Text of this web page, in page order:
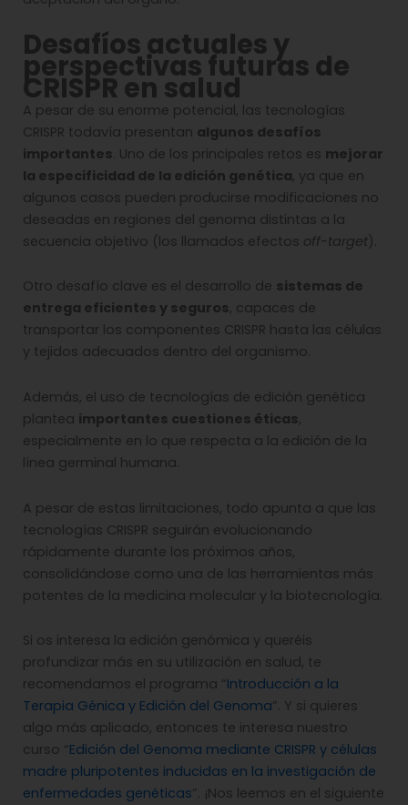
Desafíos actuales y
perspectivas futuras de
CRISPR en salud
A pesar de su enorme potencial, las tecnologías
CRISPR todavía presentan algunos desafíos
importantes. Uno de los principales retos es mejorar
la especificidad de la edición genética, ya que en
algunos casos pueden producirse modificaciones no
deseadas en regiones del genoma distintas a la
secuencia objetivo (los llamados efectos off-target).
Otro desafío clave es el desarrollo de sistemas de
entrega eficientes y seguros, capaces de
transportar los componentes CRISPR hasta las células
y tejidos adecuados dentro del organismo.
Además, el uso de tecnologías de edición genética
plantea importantes cuestiones éticas,
especialmente en lo que respecta a la edición de la
línea germinal humana.
A pesar de estas limitaciones, todo apunta a que las
tecnologías CRISPR seguirán evolucionando
rápidamente durante los próximos años,
consolidándose como una de las herramientas más
potentes de la medicina molecular y la biotecnología.
Si os interesa la edición genómica y queréis
profundizar más en su utilización en salud, te
recomendamos el programa “Introducción a la
Terapia Génica y Edición del Genoma”. Y si quieres
algo más aplicado, entonces te interesa nuestro
curso “Edición del Genoma mediante CRISPR y células
madre pluripotentes inducidas en la investigación de
enfermedades genéticas”. ¡Nos leemos en el siguiente